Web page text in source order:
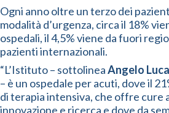
Ogni anno oltre un terzo dei
modalità d’urgenza, circa il 18%
ospedali, il 4,5% viene da fuori
pazienti internazionali.
“L’Istituto – sottolineaAngelo
– è un ospedale per acuti, dove il
di terapia intensiva, che offre cure
innovazione e ricerca e dove da